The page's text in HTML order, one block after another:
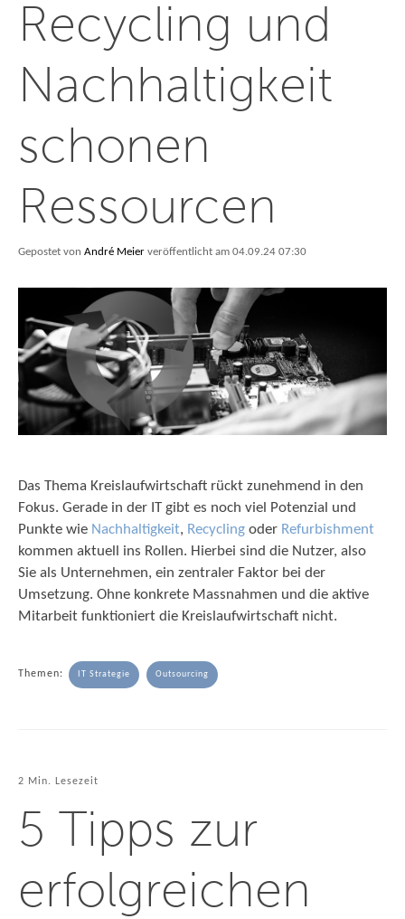
Recycling und
Nachhaltigkeit
schonen
Ressourcen
Gepostet von André Meier veröffentlicht am 04.09.24 07:30
Das Thema Kreislaufwirtschaft rückt zunehmend in den
Fokus. Gerade in der IT gibt es noch viel Potenzial und
Punkte wie Nachhaltigkeit, Recycling oder Refurbishment
kommen aktuell ins Rollen. Hierbei sind die Nutzer, also
Sie als Unternehmen, ein zentraler Faktor bei der
Umsetzung. Ohne konkrete Massnahmen und die aktive
Mitarbeit funktioniert die Kreislaufwirtschaft nicht.
Themen: IT Strategie Outsourcing
2 Min. Lesezeit
5 Tipps zur
erfolgreichen